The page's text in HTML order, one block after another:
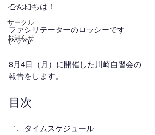
イベント
サークル
お知らせ
こんにちは！
ファシリテーターのロッシーです
(^▽^)/
8月4日（月）に開催した川崎自習会の
報告をします。
目次
タイムスケジュール